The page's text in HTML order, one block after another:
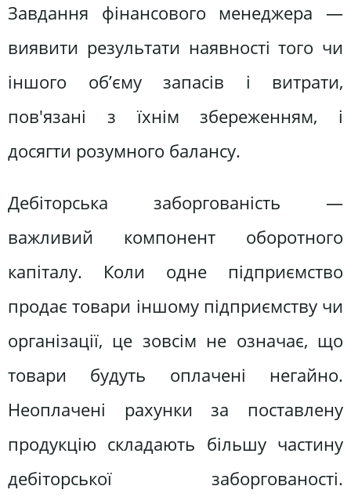
Завдання фінансового менеджера —
виявити результати наявності того чи
іншого об’єму запасів і витрати,
пов'язані з їхнім збереженням, і
досягти розумного балансу.
Дебіторська заборгованість —
важливий компонент оборотного
капіталу. Коли одне підприємство
продає товари іншому підприємству чи
організації, це зовсім не означає, що
товари будуть оплачені негайно.
Неоплачені рахунки за поставлену
продукцію складають більшу частину
дебіторської заборгованості.